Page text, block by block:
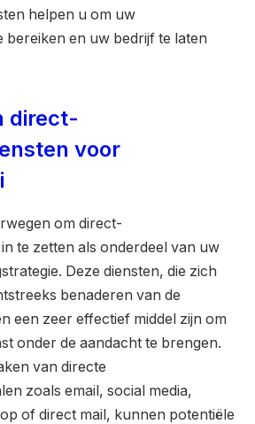
helpen u om uw
bereiken en uw bedrijf te laten
direct-
voor
om direct-
te zetten als onderdeel van uw
Deze diensten, die zich
benaderen van de
een zeer effectief middel zijn om
onder de aandacht te brengen.
van directe
zoals email, social media,
of direct mail, kunnen potentiële